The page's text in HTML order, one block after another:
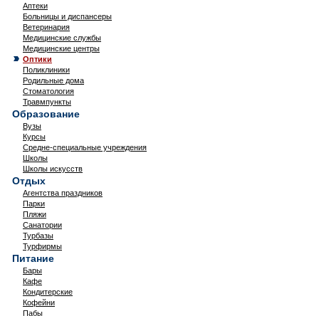
Аптеки
Больницы и диспансеры
Ветеринария
Медицинские службы
Медицинские центры
Оптики
Поликлиники
Родильные дома
Стоматология
Травмпункты
Образование
Вузы
Курсы
Средне-специальные учреждения
Школы
Школы искусств
Отдых
Агентства праздников
Парки
Пляжи
Санатории
Турбазы
Турфирмы
Питание
Бары
Кафе
Кондитерские
Кофейни
Пабы